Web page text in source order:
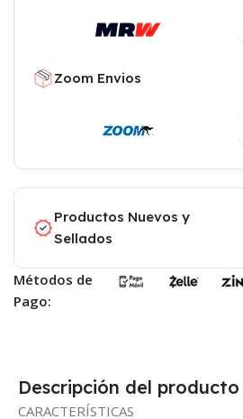
Zoom Envios
Productos Nuevos y
Sellados
Métodos de
Pago:
Descripción del producto
CARACTERÍSTICAS